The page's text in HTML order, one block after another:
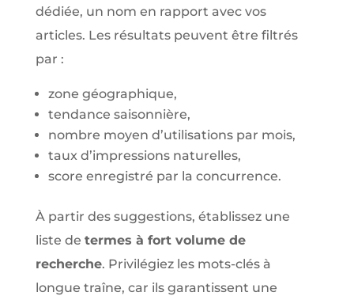
dédiée, un nom en rapport avec vos
articles. Les résultats peuvent être filtrés
par :
zone géographique,
tendance saisonnière,
nombre moyen d’utilisations par mois,
taux d’impressions naturelles,
score enregistré par la concurrence.
À partir des suggestions, établissez une
liste de termes à fort volume de
recherche. Privilégiez les mots-clés à
longue traîne, car ils garantissent une